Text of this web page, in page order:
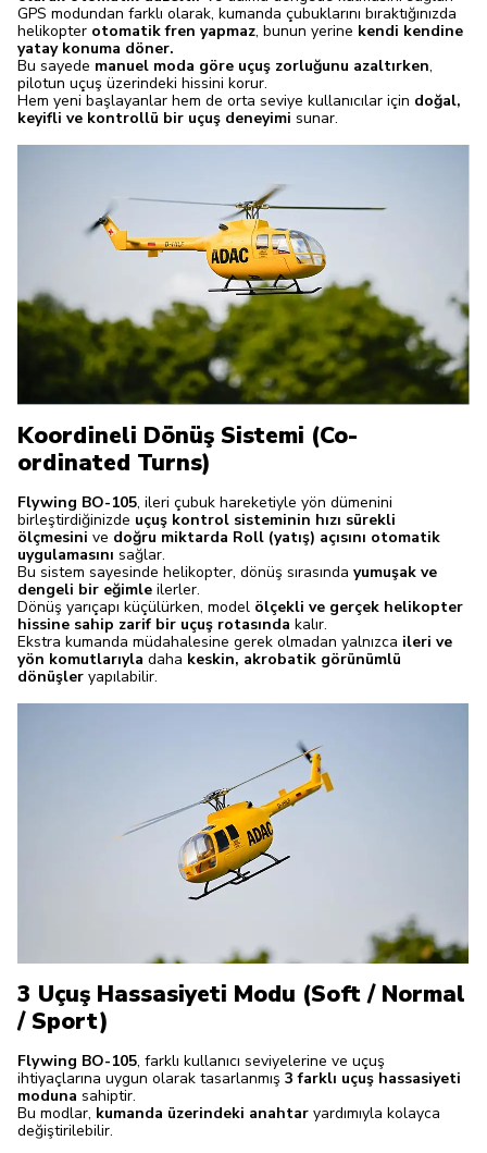
GPS modundan farklı olarak, kumanda çubuklarını bıraktığınızda
helikopter otomatik fren yapmaz, bunun yerine kendi kendine
yatay konuma döner.
Bu sayede manuel moda göre uçuş zorluğunu azaltırken,
pilotun uçuş üzerindeki hissini korur.
Hem yeni başlayanlar hem de orta seviye kullanıcılar için doğal,
keyifli ve kontrollü bir uçuş deneyimi sunar.
Koordineli Dönüş Sistemi (Co-
ordinated Turns)
Flywing BO-105, ileri çubuk hareketiyle yön dümenini
birleştirdiğinizde uçuş kontrol sisteminin hızı sürekli
ölçmesini ve doğru miktarda Roll (yatış) açısını otomatik
uygulamasını sağlar.
Bu sistem sayesinde helikopter, dönüş sırasında yumuşak ve
dengeli bir eğimle ilerler.
Dönüş yarıçapı küçülürken, model ölçekli ve gerçek helikopter
hissine sahip zarif bir uçuş rotasında kalır.
Ekstra kumanda müdahalesine gerek olmadan yalnızca ileri ve
yön komutlarıyla daha keskin, akrobatik görünümlü
dönüşler yapılabilir.
3 Uçuş Hassasiyeti Modu (Soft / Normal
/ Sport)
Flywing BO-105, farklı kullanıcı seviyelerine ve uçuş
ihtiyaçlarına uygun olarak tasarlanmış 3 farklı uçuş hassasiyeti
moduna sahiptir.
Bu modlar, kumanda üzerindeki anahtar yardımıyla kolayca
değiştirilebilir.